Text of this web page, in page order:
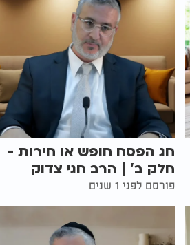
חג הפסח חופש או חירות -
חלק ב' | הרב חגי צדוק
פורסם לפני 1 שנים